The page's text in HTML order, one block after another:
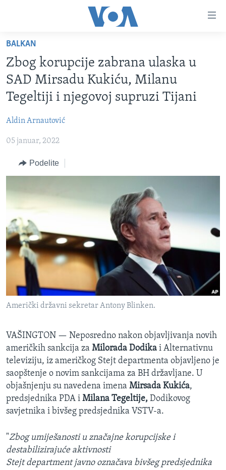
glavni
sadržaj
Idi
na
glavnu
Idi
na
pretragu
NASLOVNA
RUBRIKE
AMERIKA
EKONOMIJA
NAUKA I TEHNOLOGIJA
KULTURA
DRUŠTVO
SPORT
INTERVJU
TV PROGRAM
Learning English
PRATITE NAS
Jezici
BALKAN
Zbog korupcije zabrana ulaska u
SAD Mirsadu Kukiću, Milanu
Tegeltiji i njegovoj supruzi Tijani
Aldin Arnautović
05 januar, 2022
Podelite
Američki državni sekretar Antony Blinken.
VAŠINGTON — Neposredno nakon objavljivanja novih
američkih sankcija za Milorada Dodika i Alternativnu
televiziju, iz američkog Stejt departmenta objavljeno je
saopštenje o novim sankcijama za BH državljane. U
objašnjenju su navedena imena Mirsada Kukića,
predsjednika PDA i Milana Tegeltije, Dodikovog
savjetnika i bivšeg predsjednika VSTV-a.
"Zbog umiješanosti u značajne korupcijske i
destabilizirajuće aktivnosti
Stejt department javno označava bivšeg predsjednika